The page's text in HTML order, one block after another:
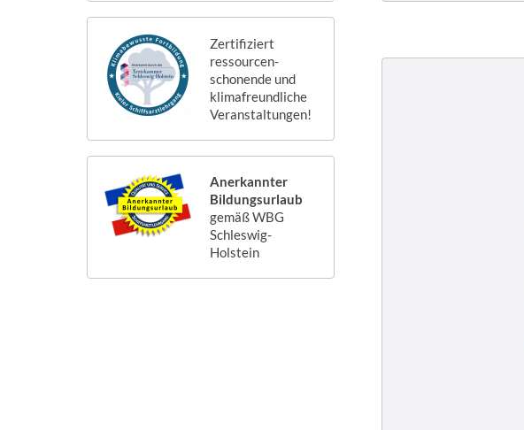
Zertifiziert
ressourcen-
schonende und
klimafreundliche
Veranstaltungen!
Anerkannter
Bildungsurlaub
gemäß WBG
Schleswig-
Holstein